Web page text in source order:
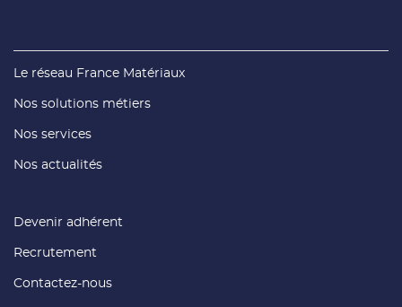
Le réseau France Matériaux(ouvre
Nos solutions métiers
Nos services
une
Nos actualités
fenêtre)
Devenir adhérent
Recrutement
une
Contactez-nous